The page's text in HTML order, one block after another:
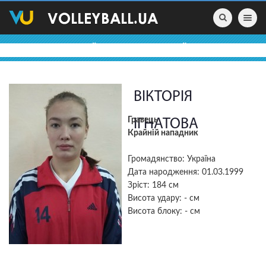
Toggle
ВІКТОРІЯ
ІГНАТОВА
Гравець
Крайній нападник
Громадянство: Україна
Дата народження: 01.03.1999
Зріст: 184 см
Висота удару: - см
Висота блоку: - см